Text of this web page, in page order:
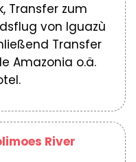
Transfer zum
von Iguazù
Transfer
Amazonia o.ä.
River